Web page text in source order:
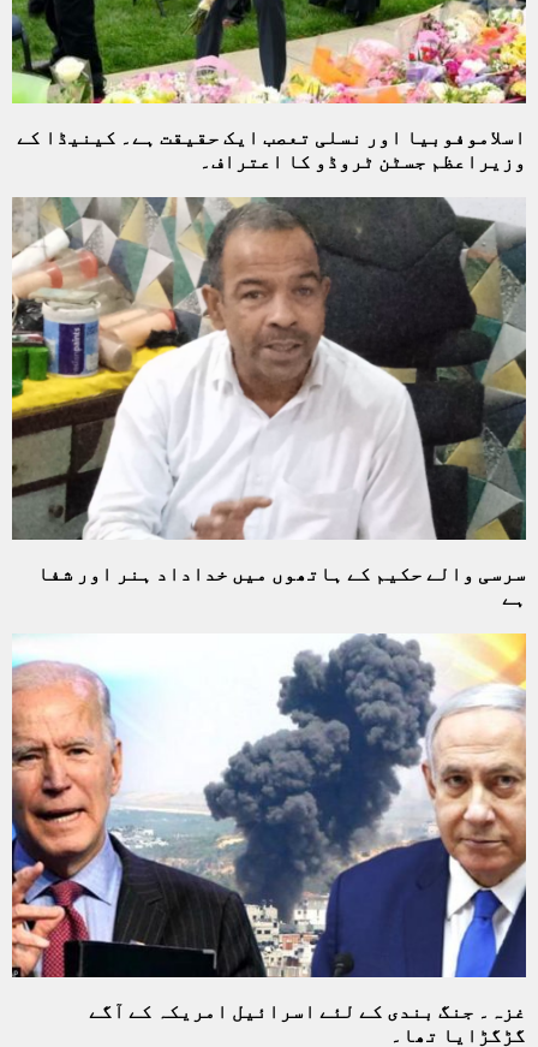
اسلاموفوبیا اور نسلی تعصب ایک حقیقت ہے۔ کینیڈا کے
وزیراعظم جسٹن ٹروڈو کا اعتراف۔
سرسی والے حکیم کے ہاتھوں میں خداداد ہنر اور شفا
ہے
غزہ۔ جنگ بندی کے لئے اسرائیل امریکہ کے آگے
گڑگڑایا تھا۔